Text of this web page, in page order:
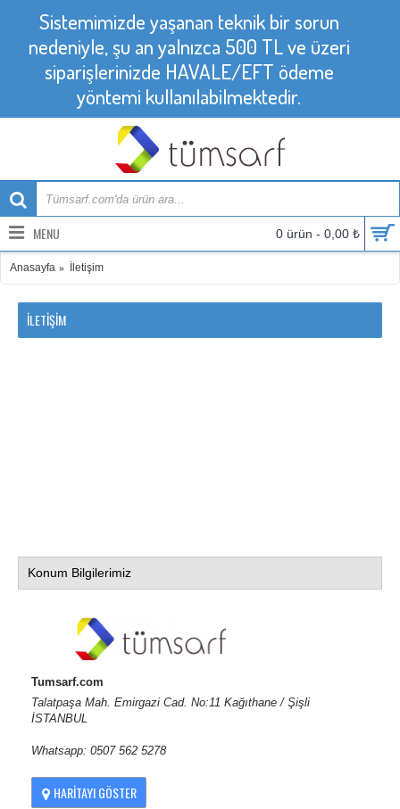
Sistemimizde yaşanan teknik bir sorun
nedeniyle, şu an yalnızca 500 TL ve üzeri
siparişlerinizde HAVALE/EFT ödeme
yöntemi kullanılabilmektedir.
0 ürün - 0,00 ₺
MENU
Anasayfa İletişim
İLETIŞIM
Konum Bilgilerimiz
Tumsarf.com
Talatpaşa Mah. Emirgazi Cad. No:11 Kağıthane / Şişli
İSTANBUL
Whatsapp: 0507 562 5278
HARITAYI GÖSTER